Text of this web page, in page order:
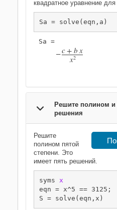
квадратное уравнение для
Sa = solve(eqn,a)
−c+bx
x2
Решите полином и
решения
Решите
полином пятой
степени. Это
имеет пять решений.
syms x
eqn = x^5 == 3125;
S = solve(eqn,x)